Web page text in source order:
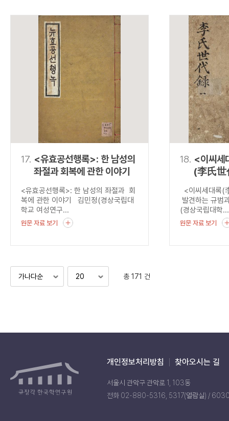
17. <유효공선행록>: 한 남성의
좌절과 회복에 관한 이야기
<유효공선행록>: 한 남성의 좌절과 회
복에 관한 이야기 김민정(경상국립대
학교 여성연구...
원문 자료 보기
18. <이씨세
(李氏世
발견하
균열
<이씨세대록
발견하는 규범
(경상국립대학...
원문 자료 보기
총 171 건
개인정보처리방침 찾아오시는 길
서울시 관악구 관악로 1, 103동
전화 02-880-5316, 5317(열람실) /